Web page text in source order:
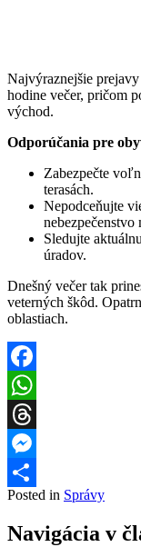
Najvýraznejšie
hodine večer, pričom
východ.
Odporúčania pre
Zabezpečte
terasách.
Nepodceňujte
Sledujte
úradov.
Dnešný večer tak
veterných škôd.
oblastiach.
Facebook
WhatsApp
Threads
Messenger
Share
Posted in Správy
Navigácia v